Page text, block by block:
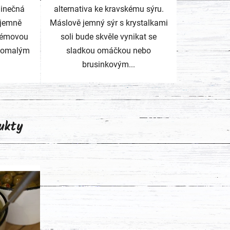
alternativa ke kravskému sýru.
Máslově jemný sýr s krystalkami
soli bude skvěle vynikat se
sladkou omáčkou nebo
brusinkovým...